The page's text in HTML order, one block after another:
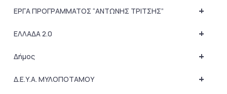
+
ΕΡΓΑ ΠΡΟΓΡΑΜΜΑΤΟΣ “ΑΝΤΩΝΗΣ ΤΡΙΤΣΗΣ”
+
ΕΛΛΑΔΑ 2.0
+
Δήμος
+
Δ.Ε.Υ.Α. ΜΥΛΟΠΟΤΑΜΟΥ